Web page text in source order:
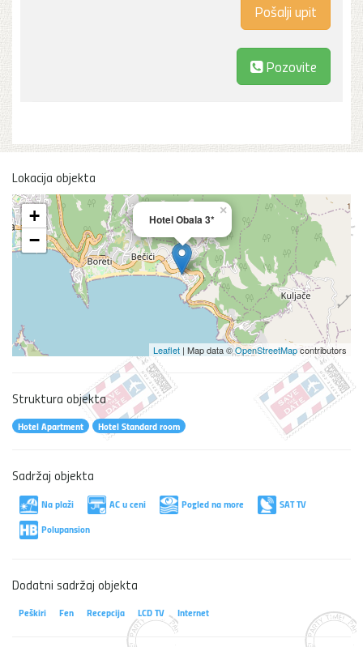
Pozovite
Lokacija objekta
Hotel Obala 3*
×
+
−
Leaflet | Map data ©OpenStreetMapcontributors
Struktura objekta
Hotel Apartment Hotel Standard room
Sadržaj objekta
Na plaži AC u ceni Pogled na more
SAT TV
Polupansion
Dodatni sadržaj objekta
Peškiri Fen Recepcija LCD TV Internet